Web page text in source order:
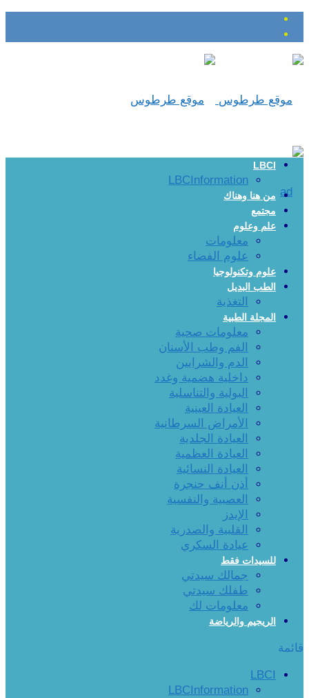
LBCI
LBCInformation
من هنا وهناك
مجتمع
علم وعلوم
معلومات
علوم الفضاء
علوم وتكنولوجيا
الطب البديل
التغذية
المجلة الطبية
معلومات صحية
الفم وطب الأسنان
الدم والشرايين
داخلية هضمية وغدد
البولية والتناسلية
العيادة العينية
الأمراض السرطانية
العيادة الجلدية
العيادة العظمية
العيادة النسائية
أذن أنف حنجرة
العصبية والنفسية
الإيدز
القلبية والصدرية
عيادة السكري
للسيدات فقط
جمالك سيدتي
طفلك سيدتي
معلومات لك
الريجيم والرياضة
قائمة
LBCI
LBCInformation